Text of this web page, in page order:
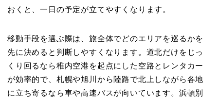
おくと、一日の予定が立てやすくなります。
移動手段を選ぶ際は、旅全体でどのエリアを巡るかを
先に決めると判断しやすくなります。道北だけをじっ
くり回るなら稚内空港を起点にした空路とレンタカー
が効率的で、札幌や旭川から陸路で北上しながら各地
に立ち寄るなら車や高速バスが向いています。浜頓別